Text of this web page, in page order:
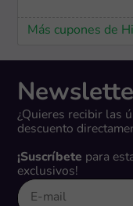
Más cupones de
¿Quieres recibir las
descuento
¡Suscríbete para
exclusivos!